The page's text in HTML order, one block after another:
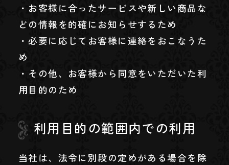
・お客様に合ったサービスや新しい商品な
どの情報を的確にお知らせするため
・必要に応じてお客様に連絡をおこなうた
め
・その他、お客様から同意をいただいた利
用目的のため
利用目的の範囲内での利用
当社は、法令に別段の定めがある場合を除